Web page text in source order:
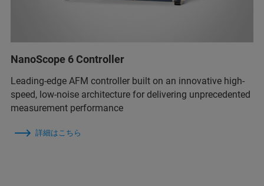
NanoScope 6 Controller
Leading-edge AFM controller built on an innovative high-
speed, low-noise architecture for delivering unprecedented
measurement performance
詳細はこちら